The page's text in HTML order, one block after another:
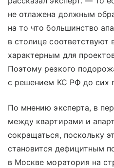
не отлажена должным
на то что большинство
в столице соответствуют
характерным для
Поэтому резкого
с решением КС РФ до сих
По мнению эксперта, в
между квартирами и
сокращаться, поскольку
становится дефицитным
в Москве моратория на